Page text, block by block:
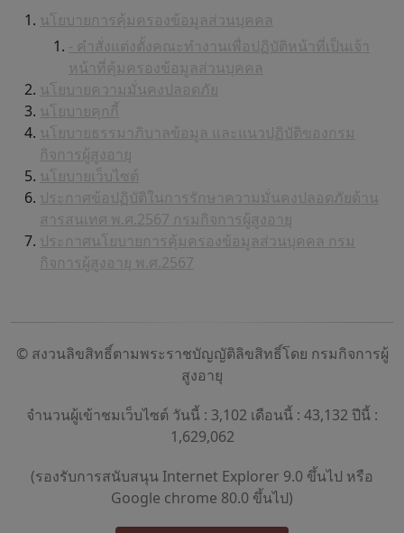
นโยบายการคุ้มครองข้อมูลส่วนบุคคล
- คำสั่งแต่งตั้งคณะทำงานเพื่อปฏิบัติหน้าที่เป็นเจ้า
หน้าที่คุ้มครองข้อมูลส่วนบุคคล
นโยบายความมั่นคงปลอดภัย
นโยบายคุกกี้
นโยบายธรรมาภิบาลข้อมูล และแนวปฏิบัติของกรม
กิจการผู้สูงอายุ
นโยบายเว็บไซต์
ประกาศข้อปฏิบัติในการรักษาความมั่นคงปลอดภัยด้าน
สารสนเทศ พ.ศ.2567 กรมกิจการผู้สูงอายุ
ประกาศนโยบายการคุ้มครองข้อมูลส่วนบุคคล กรม
กิจการผู้สูงอายุ พ.ศ.2567
© สงวนลิขสิทธิ์ตามพระราชบัญญัติลิขสิทธิ์โดย กรมกิจการผู้
สูงอายุ
จำนวนผู้เข้าชมเว็บไซต์ วันนี้ : 3,102 เดือนนี้ : 43,132 ปีนี้ :
1,629,062
(รองรับการสนับสนุน Internet Explorer 9.0 ขึ้นไป หรือ
Google chrome 80.0 ขึ้นไป)